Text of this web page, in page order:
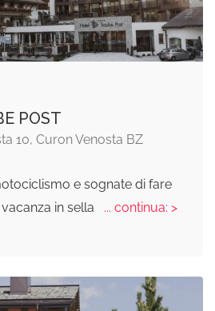
POST
10, Curon Venosta BZ
e sognate di fare
in sella
... continua: >